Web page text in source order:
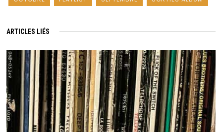
ARTICLES LIÉS